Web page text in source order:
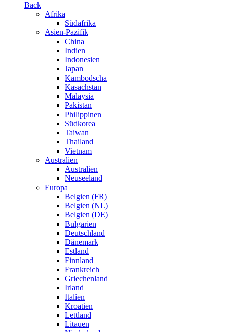
Back
Afrika
Südafrika
Asien-Pazifik
China
Indien
Indonesien
Japan
Kambodscha
Kasachstan
Malaysia
Pakistan
Philippinen
Südkorea
Taiwan
Thailand
Vietnam
Australien
Australien
Neuseeland
Europa
Belgien (FR)
Belgien (NL)
Belgien (DE)
Bulgarien
Deutschland
Dänemark
Estland
Finnland
Frankreich
Griechenland
Irland
Italien
Kroatien
Lettland
Litauen